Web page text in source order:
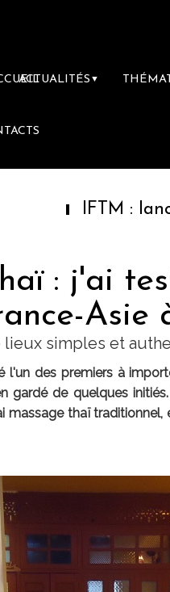
ACTUALITÉS ▼
IFTM : lancement
: j'ai
Asie
lieux simples et
l'un des premiers à
gardé de quelques
massage thaï